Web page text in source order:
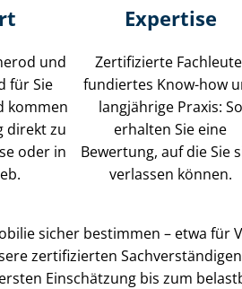
und
für Sie
kommen
direkt zu
oder in
Expertise
Zertifizierte
fundiertes Know-how
langjährige Praxis: So
erhalten Sie eine
Bewertung, auf die Sie
verlassen können.
sicher bestimmen – etwa für
zertifizierten
Einschätzung bis zum